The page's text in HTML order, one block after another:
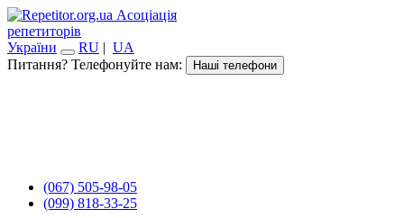
Асоціація
репетиторів
України
RU | UA
Питання? Телефонуйте нам:
Наші телефони
(067) 505-98-05
(099) 818-33-25